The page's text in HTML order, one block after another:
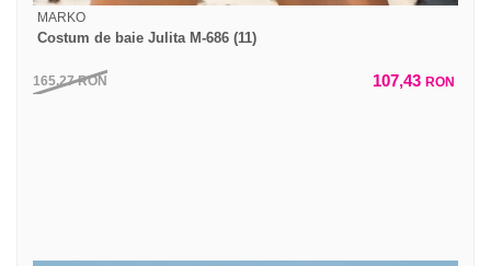
MARKO
Costum de baie Julita M-686 (11)
165,27RON 107,43 RON